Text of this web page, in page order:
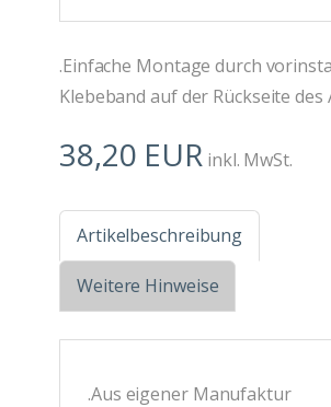
.Einfache Montage durch
Klebeband auf der Rückseite des
38,20 EUR inkl. MwSt.
Artikelbeschreibung
Weitere Hinweise
.Aus eigener Manufaktur